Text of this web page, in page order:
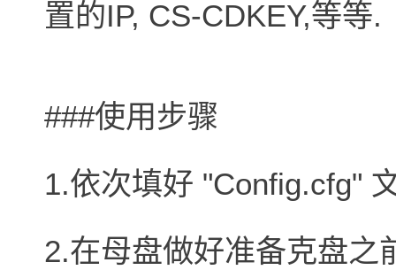
置的IP, CS-CDKEY,等等.
###使用步骤
1.依次填好 "Config.cfg"
2.在母盘做好准备克盘之